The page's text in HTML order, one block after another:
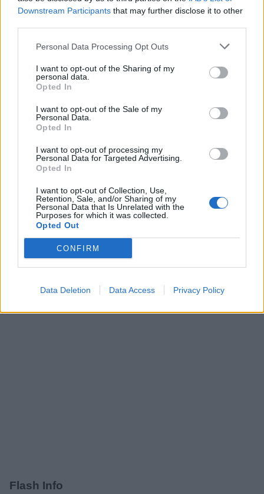
Downstream Participants that may further disclose it to other
Personal Data Processing Opt Outs
I want to opt-out of the Sharing of my
personal data.
Opted In
I want to opt-out of the Sale of my
Personal Data.
Opted In
I want to opt-out of processing my
Personal Data for Targeted Advertising.
Opted In
I want to opt-out of Collection, Use,
Retention, Sale, and/or Sharing of my
Personal Data that Is Unrelated with the
Purposes for which it was collected.
Opted Out
CONFIRM
Data Deletion Data Access Privacy Policy
prise de poids soudaine, les couples évoquent en premier
lieu le fait de passer plus de temps à grignoter en duo
devant la télévision avec leur partenaire (plus de 50 %),
mais également par le fait de se relâcher une fois la
relation installée. La plupart des sondés (72 %) expliquent
d'ailleurs avoir moins de pression pour rester minces que
"Il est tout à fait stupéfiant que de nombreux couples
grossissent moins de quatre ans après leur mariage. Ce
savoir comment le poids des hommes et des femmes a
tendance à monter en tandem", affirme au Daily Mail,
directeur général de la firme de régime Forza Supplements
qui a mené l'enquête. Seul point positif, le phénomène
inverse se produit également : si le mari ou la femme
décide de faire un régime, il en va de même de leur moitié.
Flash Info